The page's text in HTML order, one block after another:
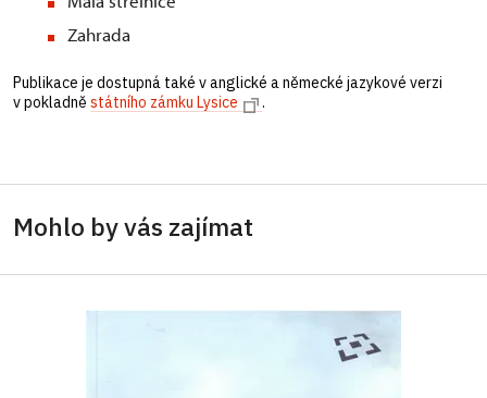
Zahrada
Publikace je dostupná také v anglické a německé jazykové verzi
v pokladně státního zámku Lysice .
Mohlo by vás zajímat